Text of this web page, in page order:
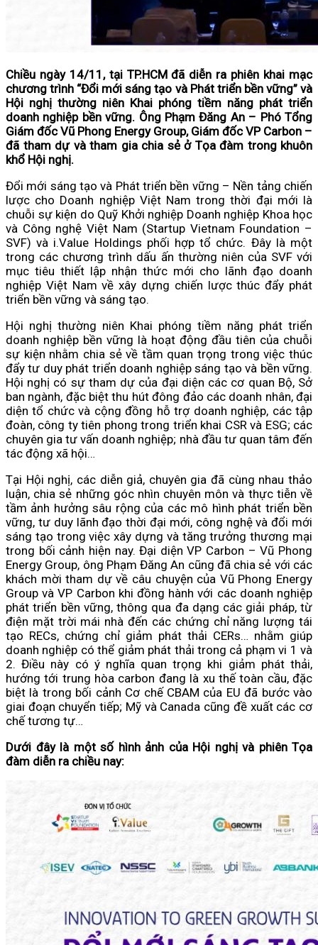
Chiều ngày 14/11, tại TP.HCM đã diễn ra phiên khai mạc
chương trình “Đổi mới sáng tạo và Phát triển bền vững” và
Hội nghị thường niên Khai phóng tiềm năng phát triển
doanh nghiệp bền vững. Ông Phạm Đăng An – Phó Tổng
Giám đốc Vũ Phong Energy Group, Giám đốc VP Carbon –
đã tham dự và tham gia chia sẻ ở Tọa đàm trong khuôn
khổ Hội nghị.
Đổi mới sáng tạo và Phát triển bền vững – Nền tảng chiến
lược cho Doanh nghiệp Việt Nam trong thời đại mới là
chuỗi sự kiện do Quỹ Khởi nghiệp Doanh nghiệp Khoa học
và Công nghệ Việt Nam (Startup Vietnam Foundation –
SVF) và i.Value Holdings phối hợp tổ chức. Đây là một
trong các chương trình dấu ấn thường niên của SVF với
mục tiêu thiết lập nhận thức mới cho lãnh đạo doanh
nghiệp Việt Nam về xây dựng chiến lược thúc đẩy phát
triển bền vững và sáng tạo.
Hội nghị thường niên Khai phóng tiềm năng phát triển
doanh nghiệp bền vững là hoạt động đầu tiên của chuỗi
sự kiện nhằm chia sẻ về tầm quan trọng trong việc thúc
đẩy tư duy phát triển doanh nghiệp sáng tạo và bền vững.
Hội nghị có sự tham dự của đại diện các cơ quan Bộ, Sở
ban ngành, đặc biệt thu hút đông đảo các doanh nhân, đại
diện tổ chức và cộng đồng hỗ trợ doanh nghiệp, các tập
đoàn, công ty tiên phong trong triển khai CSR và ESG; các
chuyên gia tư vấn doanh nghiệp; nhà đầu tư quan tâm đến
tác động xã hội…
Tại Hội nghị, các diễn giả, chuyên gia đã cùng nhau thảo
luận, chia sẻ những góc nhìn chuyên môn và thực tiễn về
tầm ảnh hưởng sâu rộng của các mô hình phát triển bền
vững, tư duy lãnh đạo thời đại mới, công nghệ và đổi mới
sáng tạo trong việc xây dựng và tăng trưởng thương mại
trong bối cảnh hiện nay. Đại diện VP Carbon – Vũ Phong
Energy Group, ông Phạm Đăng An cũng đã chia sẻ với các
khách mời tham dự về câu chuyện của Vũ Phong Energy
Group và VP Carbon khi đồng hành với các doanh nghiệp
phát triển bền vững, thông qua đa dạng các giải pháp, từ
điện mặt trời mái nhà đến các chứng chỉ năng lượng tái
tạo RECs, chứng chỉ giảm phát thải CERs… nhằm giúp
doanh nghiệp có thể giảm phát thải trong cả phạm vi 1 và
2. Điều này có ý nghĩa quan trọng khi giảm phát thải,
hướng tới trung hòa carbon đang là xu thế toàn cầu, đặc
biệt là trong bối cảnh Cơ chế CBAM của EU đã bước vào
giai đoạn chuyển tiếp; Mỹ và Canada cũng đề xuất các cơ
chế tương tự…
Dưới đây là một số hình ảnh của Hội nghị và phiên Tọa
đàm diễn ra chiều nay: